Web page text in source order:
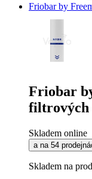
Friobar by
Friobar
filtrových
Skladem online
a na 54
Skladem na